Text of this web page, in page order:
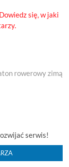
Dowiedz się, w jaki
rowerowy zimą
serwis!